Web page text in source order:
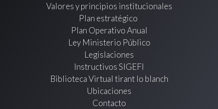
Valores y principios institucionales
Plan estratégico
Plan Operativo Anual
Ley Ministerio Público
Legislaciones
Instructivos SIGEFI
Biblioteca Virtual tirant lo blanch
Ubicaciones
Contacto